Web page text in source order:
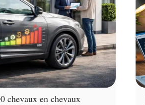
chevaux en chevaux